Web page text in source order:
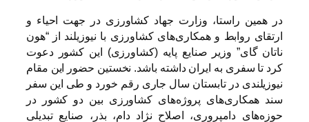
در همین راستا، وزارت جهاد کشاورزی در جهت احیاء و
ارتقای روابط و همکاری‌های کشاورزی با نیوزیلند از “هون
ناتان گای” وزیر صنایع پایه (کشاورزی) این کشور دعوت
کرد تا سفری به ایران داشته باشد. نخستین حضور این مقام
نیوزیلندی در تابستان سال جاری رقم خورد و طی این سفر
سند همکاری‌های پروژه‌های کشاورزی بین دو کشور در
حوزه‌های دامپروری، اصلاح نژاد دام، بذر، صنایع تبدیلی